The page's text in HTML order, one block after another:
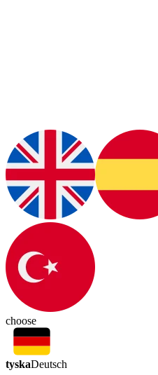
choose
tyskaDeutsch